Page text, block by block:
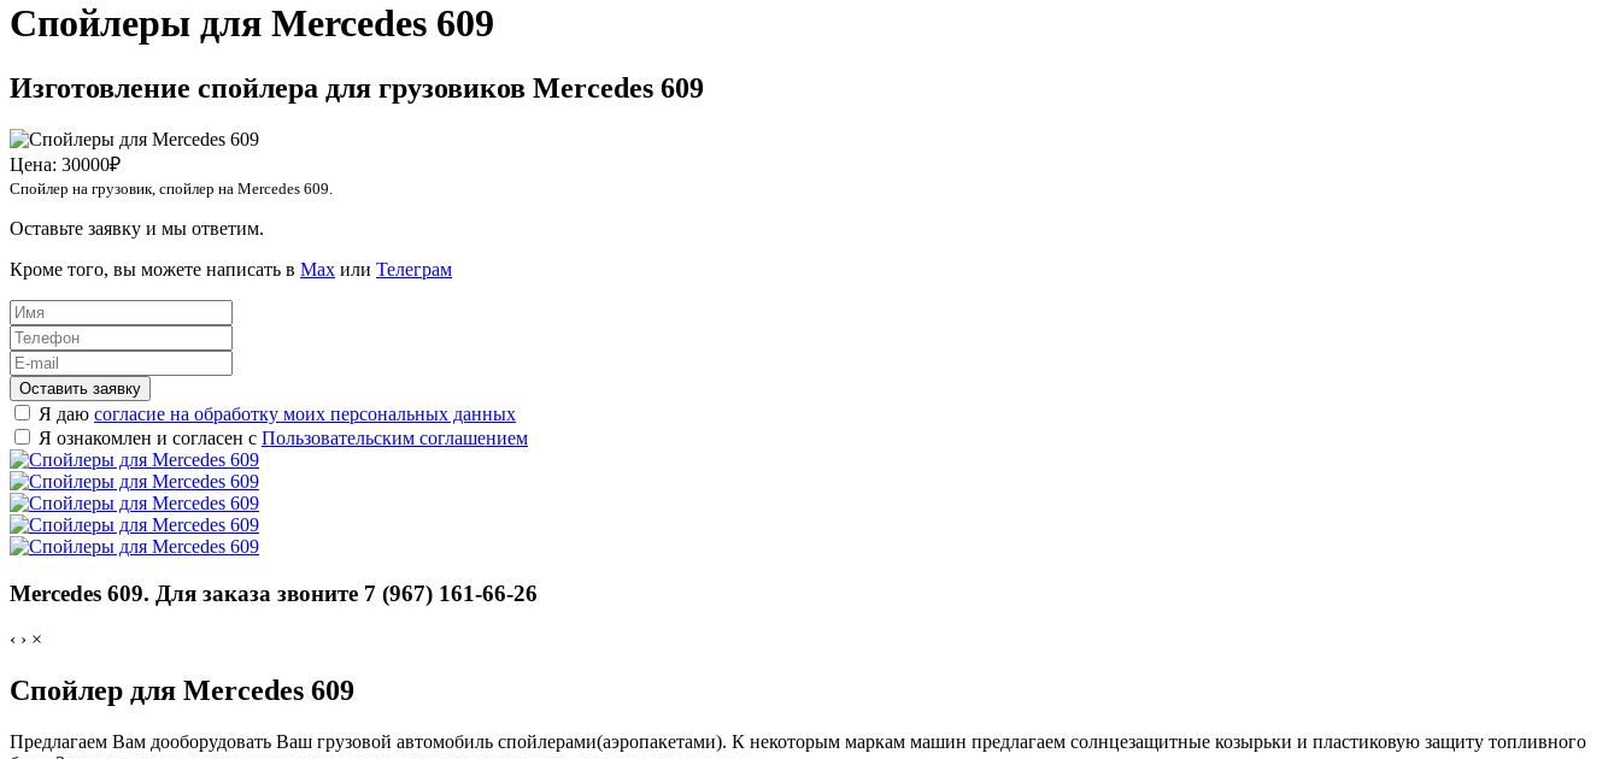
Спойлеры для Mercedes 609
Изготовление спойлера для грузовиков Mercedes 609
Цена: 30000₽
Спойлер на грузовик, спойлер на Mercedes 609.
Оставьте заявку и мы ответим.
Кроме того, вы можете написать в Max или Телеграм
Оставить заявку
Я даю согласие на обработку моих персональных данных
Я ознакомлен и согласен с Пользовательским соглашением
Mercedes 609. Для заказа звоните 7 (967) 161-66-26
‹ › ×
Спойлер для Mercedes 609
Предлагаем Вам дооборудовать Ваш грузовой автомобиль спойлерами(аэропакетами). К некоторым маркам машин предлагаем солнцезащитные козырьки и пластиковую защиту топливного